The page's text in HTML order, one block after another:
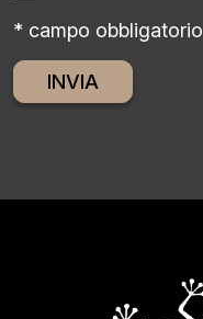
* campo obbligatorio